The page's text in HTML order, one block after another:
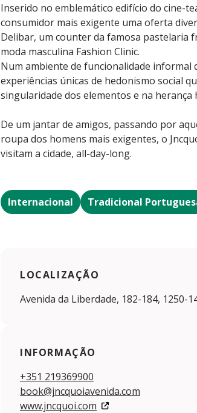
Inserido no emblemático edifício do cine-
consumidor mais exigente uma oferta
Delibar, um counter da famosa pastelaria
moda masculina Fashion Clinic.
Num ambiente de funcionalidade informal
experiências únicas de hedonismo social
singularidade dos elementos e na herança
De um jantar de amigos, passando por
roupa dos homens mais exigentes, o
visitam a cidade, all-day-long.
Internacional Tradicional
LOCALIZAÇÃO
Avenida da Liberdade, 182-184, 1250-
INFORMAÇÃO
+351 219369900
book@jncquoiavenida.com
www.jncquoi.com